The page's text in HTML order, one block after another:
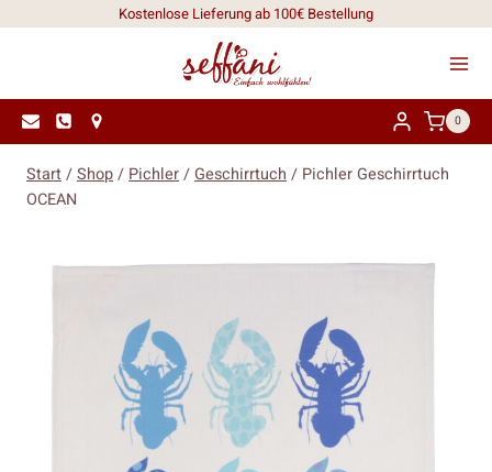
Kostenlose Lieferung ab 100€ Bestellung
0
Start/Shop/ Pichler/Geschirrtuch / Pichler Geschirrtuch
OCEAN